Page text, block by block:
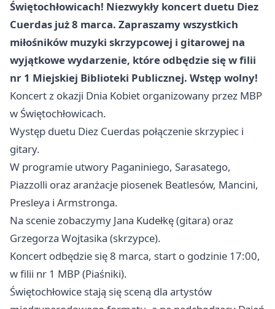
Świętochłowicach! Niezwykły koncert duetu Diez
Cuerdas już 8 marca. Zapraszamy wszystkich
miłośników muzyki skrzypcowej i gitarowej na
wyjątkowe wydarzenie, które odbędzie się w filii
nr 1 Miejskiej Biblioteki Publicznej. Wstęp wolny!
Koncert z okazji Dnia Kobiet organizowany przez MBP
w Świętochłowicach.
Występ duetu Diez Cuerdas połączenie skrzypiec i
gitary.
W programie utwory Paganiniego, Sarasatego,
Piazzolli oraz aranżacje piosenek Beatlesów, Mancini,
Presleya i Armstronga.
Na scenie zobaczymy Jana Kudełkę (gitara) oraz
Grzegorza Wojtasika (skrzypce).
Koncert odbędzie się 8 marca, start o godzinie 17:00,
w filii nr 1 MBP (Piaśniki).
Świętochłowice stają się sceną dla artystów